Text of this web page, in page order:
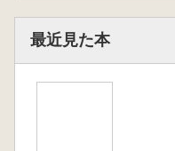
最近見た本